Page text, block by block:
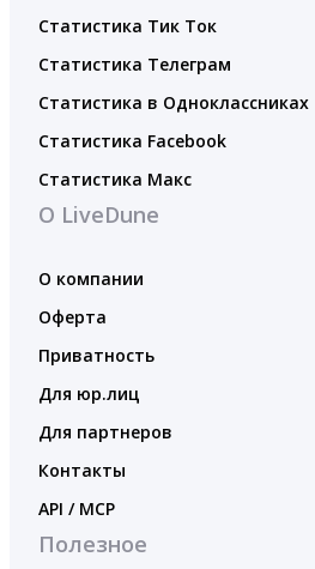
Статистика Тик Ток
Статистика Телеграм
Статистика в Одноклассниках
Статистика Facebook
Статистика Макс
О LiveDune
О компании
Оферта
Приватность
Для юр.лиц
Для партнеров
Контакты
API / MCP
Полезное